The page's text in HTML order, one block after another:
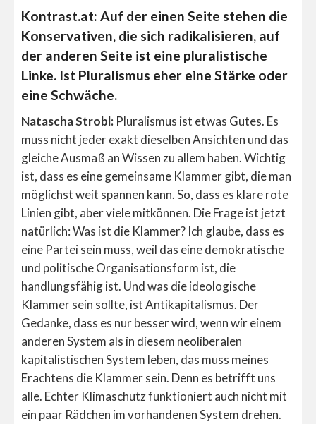
Kontrast.at: Auf der einen Seite stehen die
Konservativen, die sich radikalisieren, auf
der anderen Seite ist eine pluralistische
Linke. Ist Pluralismus eher eine Stärke oder
eine Schwäche.
Natascha Strobl: Pluralismus ist etwas Gutes. Es
muss nicht jeder exakt dieselben Ansichten und das
gleiche Ausmaß an Wissen zu allem haben. Wichtig
ist, dass es eine gemeinsame Klammer gibt, die man
möglichst weit spannen kann. So, dass es klare rote
Linien gibt, aber viele mitkönnen. Die Frage ist jetzt
natürlich: Was ist die Klammer? Ich glaube, dass es
eine Partei sein muss, weil das eine demokratische
und politische Organisationsform ist, die
handlungsfähig ist. Und was die ideologische
Klammer sein sollte, ist Antikapitalismus. Der
Gedanke, dass es nur besser wird, wenn wir einem
anderen System als in diesem neoliberalen
kapitalistischen System leben, das muss meines
Erachtens die Klammer sein. Denn es betrifft uns
alle. Echter Klimaschutz funktioniert auch nicht mit
ein paar Rädchen im vorhandenen System drehen.